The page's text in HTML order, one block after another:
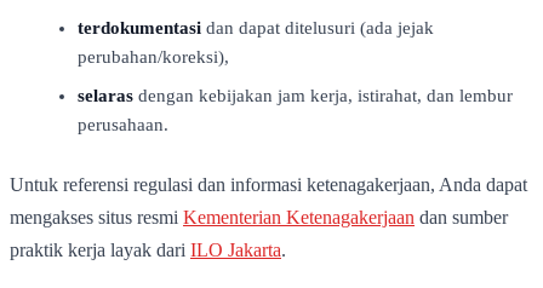
terdokumentasi dan dapat ditelusuri (ada jejak
perubahan/koreksi),
selaras dengan kebijakan jam kerja, istirahat, dan lembur
perusahaan.
Untuk referensi regulasi dan informasi ketenagakerjaan, Anda dapat
mengakses situs resmi Kementerian Ketenagakerjaan dan sumber
praktik kerja layak dari ILO Jakarta.